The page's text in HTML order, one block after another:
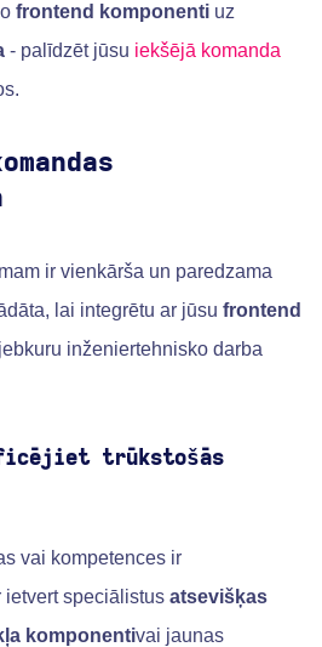
frontend komponenti uz
- palīdzēt jūsu iekšējā komanda
ir vienkārša un paredzama
lai integrētu ar jūsu frontend
inženiertehnisko darba
trūkstošās
vai kompetences ir
ietvert speciālistus atsevišķas
komponentivai jaunas